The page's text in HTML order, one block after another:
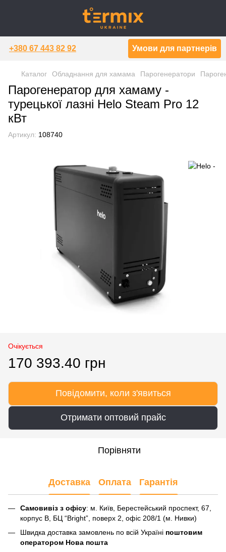
+380 67 443 82 92 Умови для партнерів
Каталог Обладнання для хамама Парогенератори
Парогенератор для хамаму -
турецької лазні Helo Steam Pro 12
кВт
Артикул: 108740
Очікується
170 393.40 грн
Повідомити, коли з'явиться
Отримати оптовий прайс
Порівняти
Доставка Оплата Гарантія
Самовивіз з офісу: м. Київ, Берестейський проспект, 67,
корпус В, БЦ “Bright”, поверх 2, офіс 208/1 (м. Нивки)
Швидка доставка замовлень по всій Україні поштовим
оператором Нова пошта